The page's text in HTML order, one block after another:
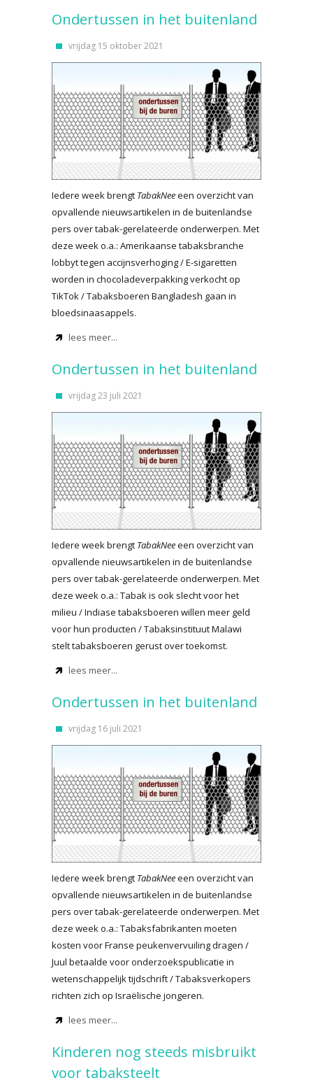
Ondertussen in het buitenland
vrijdag 15 oktober 2021
Iedere week brengt TabakNeeeen overzicht van
opvallende nieuwsartikelen in de buitenlandse
pers over tabak-gerelateerde onderwerpen. Met
deze week o.a.: Amerikaanse tabaksbranche
lobbyt tegen accijnsverhoging / E-sigaretten
worden in chocoladeverpakking verkocht op
TikTok / Tabaksboeren Bangladesh gaan in
bloedsinaasappels.
lees meer...
Ondertussen in het buitenland
vrijdag 23 juli 2021
Iedere week brengt TabakNeeeen overzicht van
opvallende nieuwsartikelen in de buitenlandse
pers over tabak-gerelateerde onderwerpen. Met
deze week o.a.: Tabak is ook slecht voor het
milieu / Indiase tabaksboeren willen meer geld
voor hun producten / Tabaksinstituut Malawi
stelt tabaksboeren gerust over toekomst.
lees meer...
Ondertussen in het buitenland
vrijdag 16 juli 2021
Iedere week brengt TabakNeeeen overzicht van
opvallende nieuwsartikelen in de buitenlandse
pers over tabak-gerelateerde onderwerpen. Met
deze week o.a.: Tabaksfabrikanten moeten
kosten voor Franse peukenvervuiling dragen /
Juul betaalde voor onderzoekspublicatie in
wetenschappelijk tijdschrift / Tabaksverkopers
richten zich op Israëlische jongeren.
lees meer...
Kinderen nog steeds misbruikt
voor tabaksteelt